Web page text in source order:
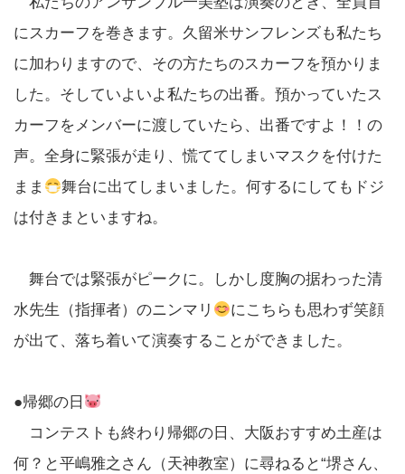
にスカーフを巻きます。久留米サンフレンズも私たち
に加わりますので、その方たちのスカーフを預かりま
した。そしていよいよ私たちの出番。預かっていたス
カーフをメンバーに渡していたら、出番ですよ！！の
声。全身に緊張が走り、慌ててしまいマスクを付けた
まま
舞台に出てしまいました。何するにしてもドジ
は付きまといますね。
舞台では緊張がピークに。しかし度胸の据わった清
水先生（指揮者）のニンマリ
にこちらも思わず笑顔
が出て、落ち着いて演奏することができました。
●帰郷の日
コンテストも終わり帰郷の日、大阪おすすめ土産は
何？と平嶋雅之さん（天神教室）に尋ねると“堺さん、